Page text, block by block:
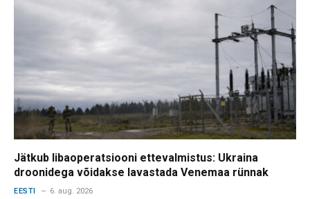
Jätkub libaoperatsiooni ettevalmistus: Ukraina
droonidega võidakse lavastada Venemaa rünnak
EESTI 6. aug. 2026